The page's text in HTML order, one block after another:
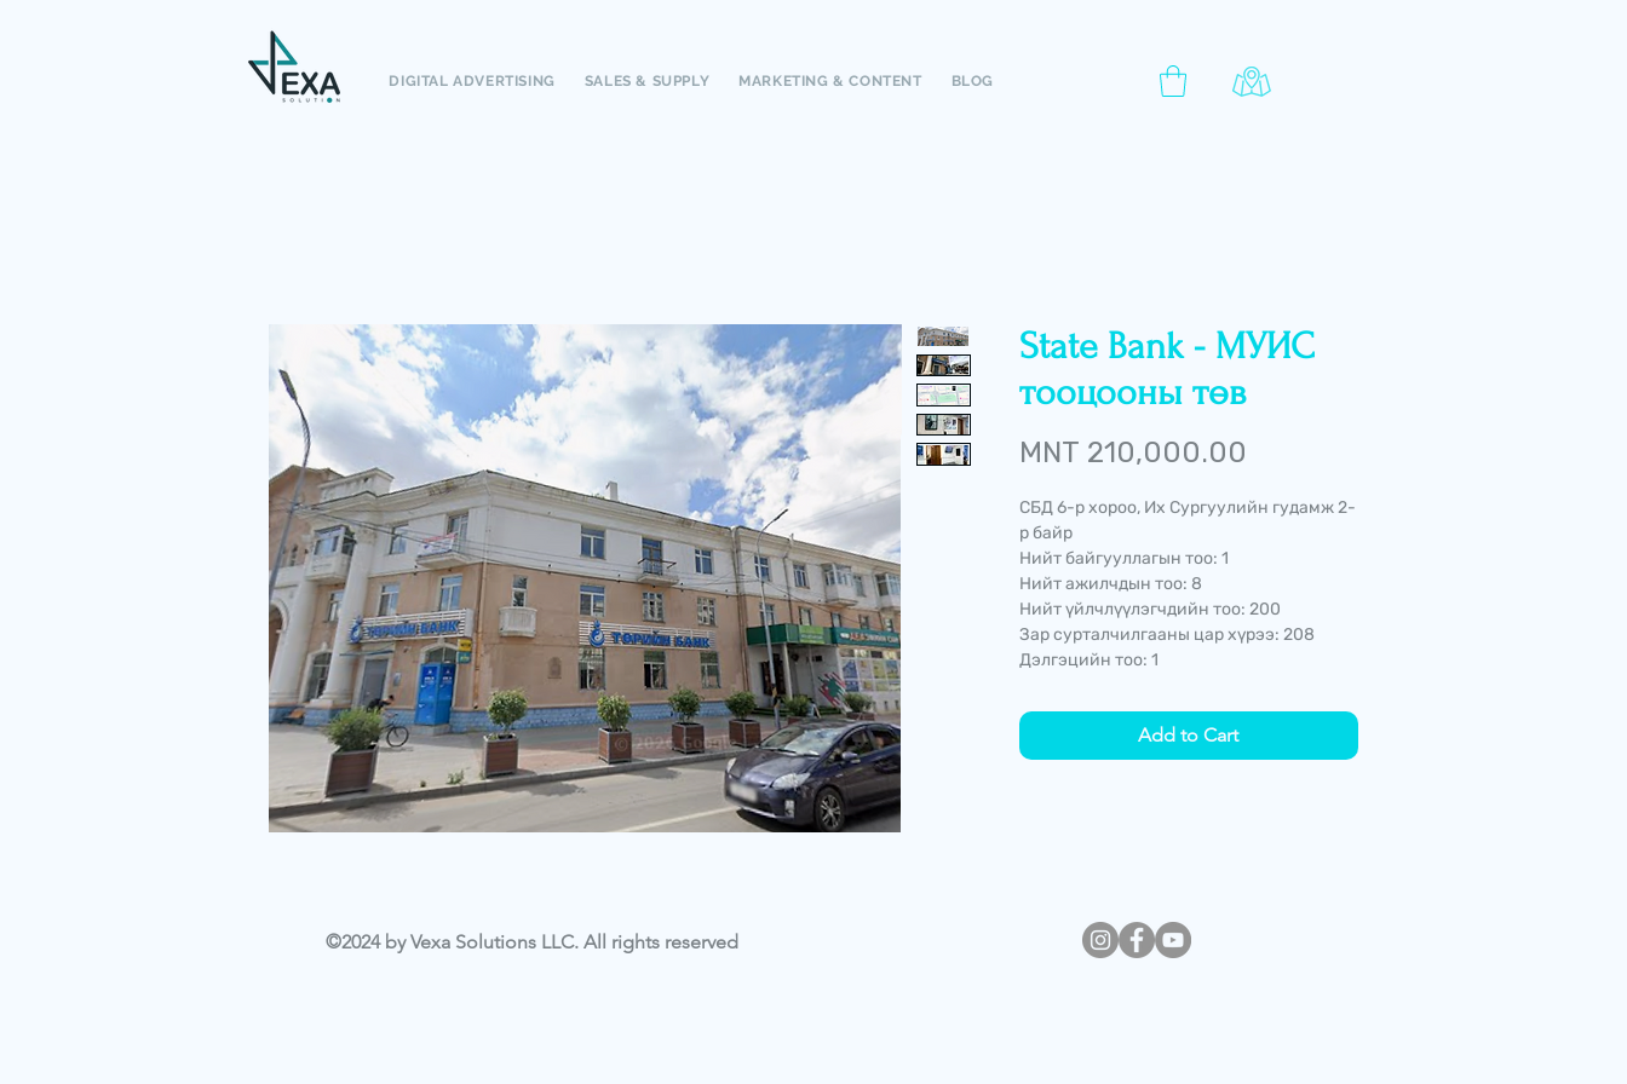
DIGITAL ADVERTISING SALES & SUPPLY MARKETING & CONTENT BLOG
State Bank - МУИС
тооцооны төв
MNT 210,000.00
СБД 6-р хороо, Их Сургуулийн гудамж 2-
р байр
Нийт байгууллагын тоо: 1
Нийт ажилчдын тоо: 8
Нийт үйлчлүүлэгчдийн тоо: 200
Зар сурталчилгааны цар хүрээ: 208
Дэлгэцийн тоо: 1
Add to Cart
©2024 by Vexa Solutions LLC. All rights reserved